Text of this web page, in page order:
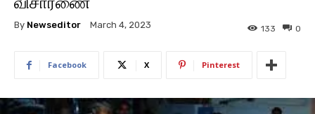
By Newseditor March 4, 2023 0
133
Facebook X Pinterest